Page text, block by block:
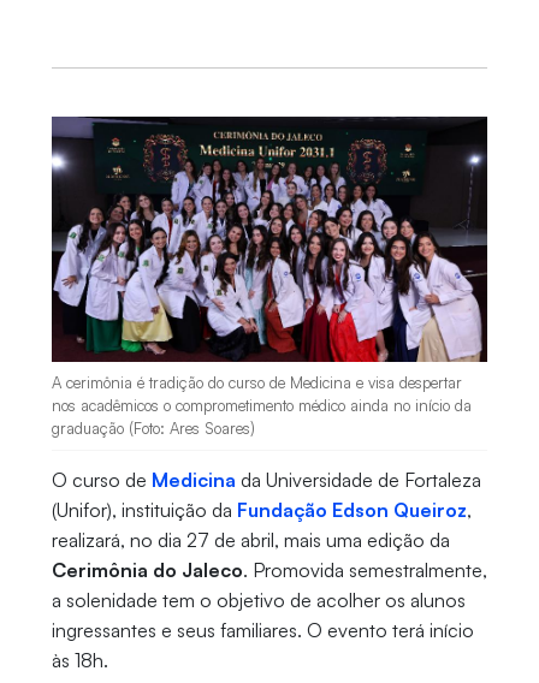
A cerimônia é tradição do curso de Medicina e visa despertar
nos acadêmicos o comprometimento médico ainda no início da
graduação (Foto: Ares Soares)
O curso de Medicina da Universidade de Fortaleza
(Unifor), instituição da Fundação Edson Queiroz,
realizará, no dia 27 de abril, mais uma edição da
Cerimônia do Jaleco. Promovida semestralmente,
a solenidade tem o objetivo de acolher os alunos
ingressantes e seus familiares. O evento terá início
às 18h.